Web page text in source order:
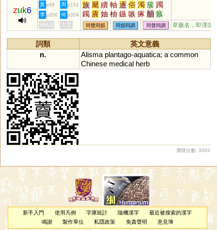
zuk6
黃 p49 周 p151 族 屬 續 軸 逐 俗 濁 簇 躅
鐲 賡 妯 柚 鏃 嗾 瘃 舳 瘯
蔟 禚 碡 鱁 蓫
李 p356 何 p359
HKLS 人文 同聲同韻 同韻同調 同聲同調 草藥名，即澤瀉
詞類
英文意義
n.
Alisma plantago-aquatica; a common
Chinese medical herb
瀏覽次數: 3063
新手入門 使用凡例 字庫統計 隨機漢字
最近被搜索的漢字
鳴謝
製作單位 私隱政策 免責聲明 意見簿